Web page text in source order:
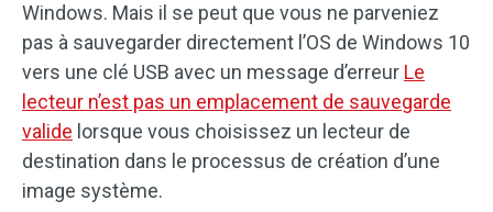
Windows. Mais il se peut que vous ne parveniez
pas à sauvegarder directement l’OS de Windows 10
vers une clé USB avec un message d’erreur Le
lecteur n’est pas un emplacement de sauvegarde
valide lorsque vous choisissez un lecteur de
destination dans le processus de création d’une
image système.